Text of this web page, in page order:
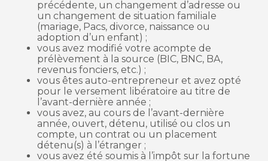
précédente, un changement d’adresse ou
un changement de situation familiale
(mariage, Pacs, divorce, naissance ou
adoption d’un enfant) ;
vous avez modifié votre acompte de
prélèvement à la source (BIC, BNC, BA,
revenus fonciers, etc.) ;
vous êtes auto-entrepreneur et avez opté
pour le versement libératoire au titre de
l’avant-dernière année ;
vous avez, au cours de l’avant-dernière
année, ouvert, détenu, utilisé ou clos un
compte, un contrat ou un placement
détenu(s) à l’étranger ;
vous avez été soumis à l’impôt sur la fortune